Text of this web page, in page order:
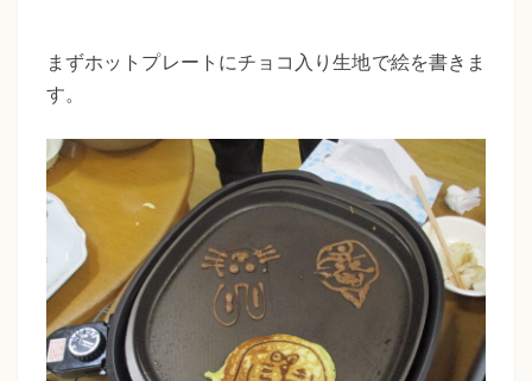
た
ば
な
福
祉
会
ス
物
お
絵
描
き
ッ
ト
まずホットプレートにチョコ入り生地で絵を書きま
す。